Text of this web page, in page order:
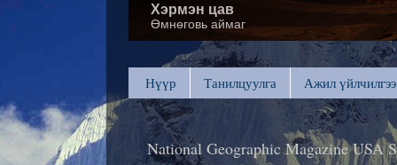
Хэрмэн цав
Өмнөговь аймаг
Нүүр Танилцуулга Ажил үйлчилгээ
National Geographic Magazine USA